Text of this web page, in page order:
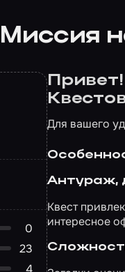
0
23
4
Для вашего
Антураж,
Квест
интересное